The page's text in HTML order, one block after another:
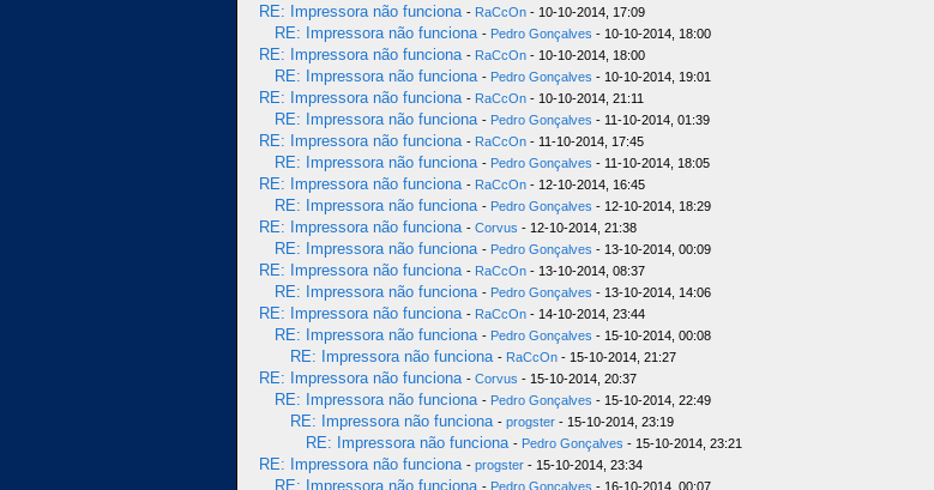
RE: Impressora não funciona - RaCcOn - 10-10-2014, 17:09
RE: Impressora não funciona - Pedro Gonçalves - 10-10-2014, 18:00
RE: Impressora não funciona - RaCcOn - 10-10-2014, 18:00
RE: Impressora não funciona - Pedro Gonçalves - 10-10-2014, 19:01
RE: Impressora não funciona - RaCcOn - 10-10-2014, 21:11
RE: Impressora não funciona - Pedro Gonçalves - 11-10-2014, 01:39
RE: Impressora não funciona - RaCcOn - 11-10-2014, 17:45
RE: Impressora não funciona - Pedro Gonçalves - 11-10-2014, 18:05
RE: Impressora não funciona - RaCcOn - 12-10-2014, 16:45
RE: Impressora não funciona - Pedro Gonçalves - 12-10-2014, 18:29
RE: Impressora não funciona - Corvus - 12-10-2014, 21:38
RE: Impressora não funciona - Pedro Gonçalves - 13-10-2014, 00:09
RE: Impressora não funciona - RaCcOn - 13-10-2014, 08:37
RE: Impressora não funciona - Pedro Gonçalves - 13-10-2014, 14:06
RE: Impressora não funciona - RaCcOn - 14-10-2014, 23:44
RE: Impressora não funciona - Pedro Gonçalves - 15-10-2014, 00:08
RE: Impressora não funciona - RaCcOn - 15-10-2014, 21:27
RE: Impressora não funciona - Corvus - 15-10-2014, 20:37
RE: Impressora não funciona - Pedro Gonçalves - 15-10-2014, 22:49
RE: Impressora não funciona - progster - 15-10-2014, 23:19
RE: Impressora não funciona - Pedro Gonçalves - 15-10-2014, 23:21
RE: Impressora não funciona - progster - 15-10-2014, 23:34
RE: Impressora não funciona - Pedro Gonçalves - 16-10-2014, 00:07